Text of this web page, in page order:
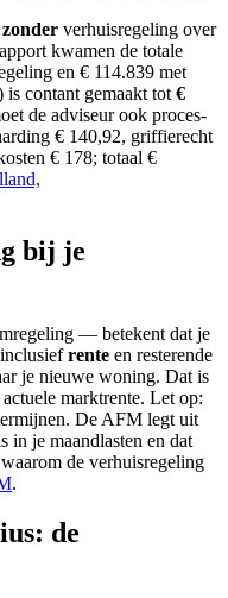
zonder verhuisregeling over
kwamen de totale
en € 114.839 met
contant gemaakt tot €
de adviseur ook proces-
€ 140,92, griffierecht
€ 178; totaal €
bij je
— betekent dat je
rente en resterende
je nieuwe woning. Dat is
marktrente. Let op:
De AFM legt uit
in je maandlasten en dat
de verhuisregeling
.
de